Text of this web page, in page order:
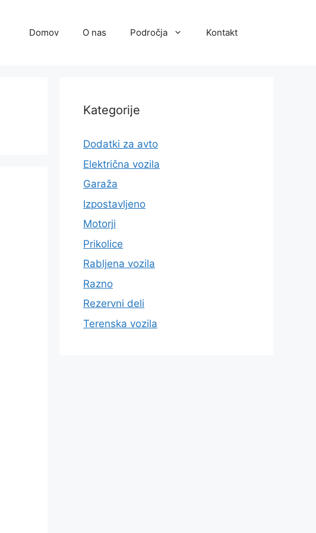
Domov O nas Področja Kontakt
Kategorije
Dodatki za avto
Električna vozila
Garaža
Izpostavljeno
Motorji
Prikolice
Rabljena vozila
Razno
Rezervni deli
Terenska vozila